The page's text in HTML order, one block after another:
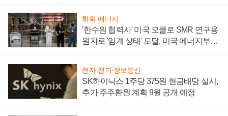
화학·에너지
'한수원 협력사' 미국 오클로 SMR 연구용
원자로 '임계 상태' 도달, 미국 에너지부
전자·전기·정보통신
SK하이닉스 1주당 375원 현금배당 실시,
추가 주주환원 계획 9월 공개 예정